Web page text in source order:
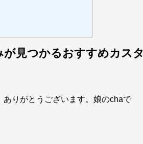
見つかるおすすめカスタ
りがとうございます。娘のchaで